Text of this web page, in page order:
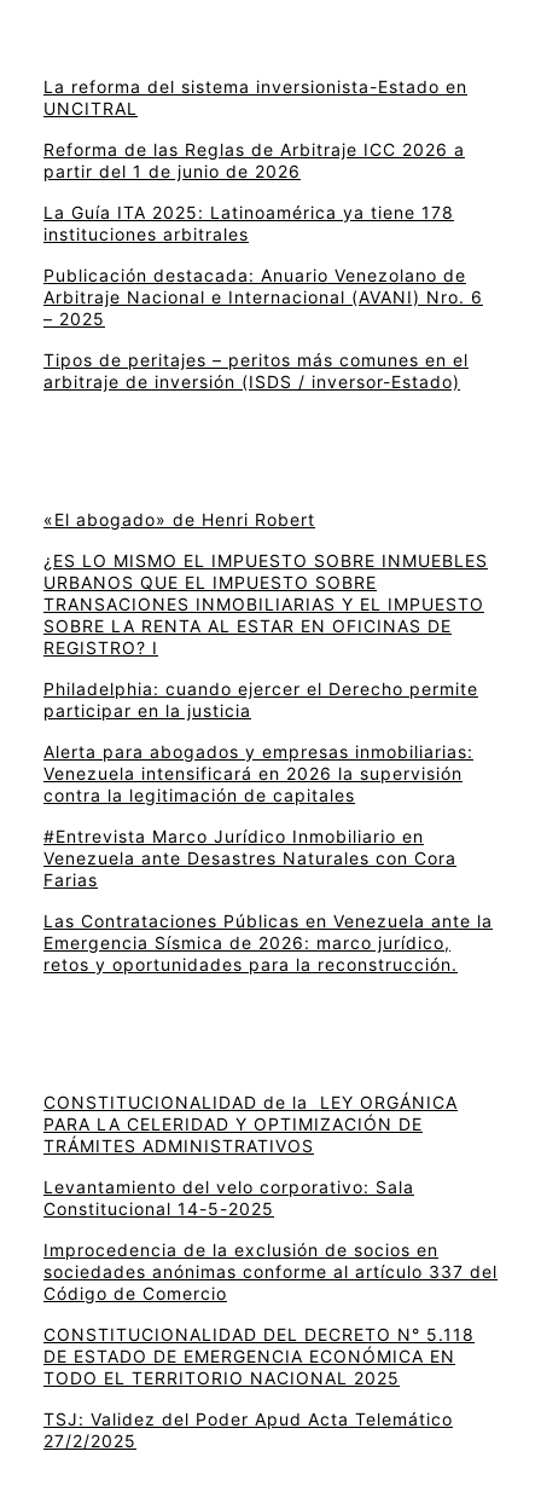
La reforma del sistema inversionista-Estado en
UNCITRAL
Reforma de las Reglas de Arbitraje ICC 2026 a
partir del 1 de junio de 2026
La Guía ITA 2025: Latinoamérica ya tiene 178
instituciones arbitrales
Publicación destacada: Anuario Venezolano de
Arbitraje Nacional e Internacional (AVANI) Nro. 6
– 2025
Tipos de peritajes – peritos más comunes en el
arbitraje de inversión (ISDS / inversor-Estado)
«El abogado» de Henri Robert
¿ES LO MISMO EL IMPUESTO SOBRE INMUEBLES
URBANOS QUE EL IMPUESTO SOBRE
TRANSACIONES INMOBILIARIAS Y EL IMPUESTO
SOBRE LA RENTA AL ESTAR EN OFICINAS DE
REGISTRO? I
Philadelphia: cuando ejercer el Derecho permite
participar en la justicia
Alerta para abogados y empresas inmobiliarias:
Venezuela intensificará en 2026 la supervisión
contra la legitimación de capitales
#Entrevista Marco Jurídico Inmobiliario en
Venezuela ante Desastres Naturales con Cora
Farias
Las Contrataciones Públicas en Venezuela ante la
Emergencia Sísmica de 2026: marco jurídico,
retos y oportunidades para la reconstrucción.
CONSTITUCIONALIDAD de la LEY ORGÁNICA
PARA LA CELERIDAD Y OPTIMIZACIÓN DE
TRÁMITES ADMINISTRATIVOS
Levantamiento del velo corporativo: Sala
Constitucional 14-5-2025
Improcedencia de la exclusión de socios en
sociedades anónimas conforme al artículo 337 del
Código de Comercio
CONSTITUCIONALIDAD DEL DECRETO N° 5.118
DE ESTADO DE EMERGENCIA ECONÓMICA EN
TODO EL TERRITORIO NACIONAL 2025
TSJ: Validez del Poder Apud Acta Telemático
27/2/2025